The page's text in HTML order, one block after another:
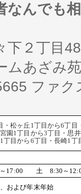
なんでも
下２丁目
ムあざみ
ファク
・松ヶ丘1丁目から6丁
園1丁目から3丁目・思
丁目から6丁目・長崎1丁
17:00　　土　8:30～
および年末年始